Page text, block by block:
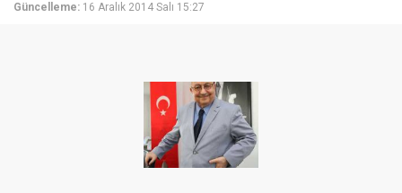
Güncelleme: 16 Aralık 2014 Salı 15:27